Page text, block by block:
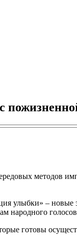
методов
улыбки» –
народного
готовы